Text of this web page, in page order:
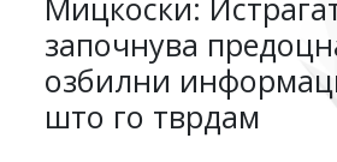
Мицкоски:
започнува
озбилни
што го тврдам